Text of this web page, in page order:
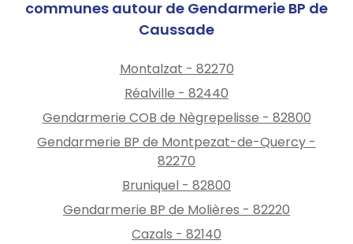
communes autour de Gendarmerie BP de
Caussade
Montalzat - 82270
Réalville - 82440
Gendarmerie COB de Nègrepelisse - 82800
Gendarmerie BP de Montpezat-de-Quercy -
82270
Bruniquel - 82800
Gendarmerie BP de Molières - 82220
Cazals - 82140